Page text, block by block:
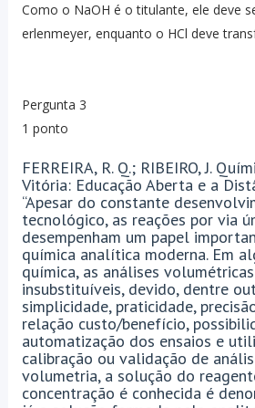
Como o NaOH é o titulante, ele deve
erlenmeyer, enquanto o HCl deve
Pergunta 3
1 ponto
FERREIRA, R. Q.; RIBEIRO, J.
Vitória: Educação Aberta e a
“Apesar do constante
tecnológico, as reações por via
desempenham um papel
química analítica moderna. Em
química, as análises
insubstituíveis, devido, dentre
simplicidade, praticidade,
relação custo/benefício,
automatização dos ensaios e
calibração ou validação de
volumetria, a solução do
concentração é conhecida é